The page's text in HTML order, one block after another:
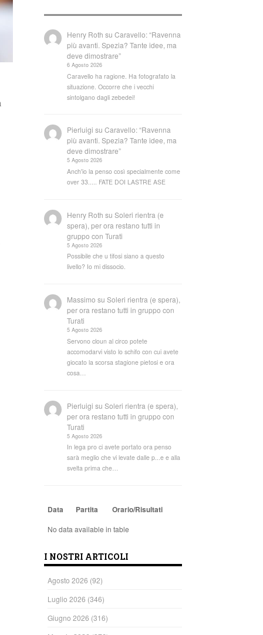
Henry Roth suCaravello: “Ravenna
più avanti. Spezia? Tante idee, ma
deve dimostrare”
6 Agosto 2026
Caravello ha ragione. Ha fotografato la
situazione. Occorre che i vecchi
sintolgano dagli zebedei!
Pierluigi suCaravello: “Ravenna
più avanti. Spezia? Tante idee, ma
deve dimostrare”
5 Agosto 2026
Anch'io la penso così specialmente come
over 33..... FATE DOI LASTRE ASE
Henry Roth suSoleri rientra (e
spera), per ora restano tutti in
gruppo con Turati
5 Agosto 2026
Possibile che u tifosi siano a questo
livello? Io mi dissocio.
Massimo suSoleri rientra (e spera),
per ora restano tutti in gruppo con
Turati
5 Agosto 2026
Servono cloun al circo potete
accomodarvi visto lo schifo con cui avete
giocato la scorsa stagione pietosi e ora
cosa…
Pierluigi suSoleri rientra (e spera),
per ora restano tutti in gruppo con
Turati
5 Agosto 2026
In lega pro ci avete portato ora penso
sarà meglio che vi levate dalle p...e e alla
svelta prima che…
Data Partita Orario/Risultati
No data available in table
I NOSTRI ARTICOLI
Agosto 2026 (92)
Luglio 2026 (346)
Giugno 2026 (316)